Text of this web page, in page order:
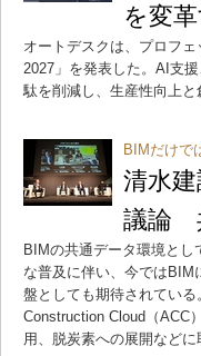
を変
オートデスクは、プロフ
2027」を発表した。AI支
駄を削減し、生産性向上と
BIMだけで
清水
議論
BIMの共通データ環境と
な普及に伴い、今では
盤としても期待されてい
Construction Cloud（ACC
用、脱炭素への展開などに